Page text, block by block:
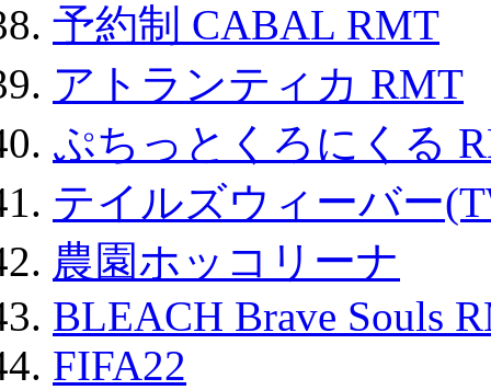
予約制 CABAL RMT
アトランティカ RMT
ぷちっとくろにくる
テイルズウィーバー
農園ホッコリーナ
BLEACH Brave Souls
FIFA22